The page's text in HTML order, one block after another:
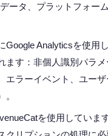
ータ、プラットフォー
Analyticsを使用
す：非個人識別パラ
ラーイベント、ユー
を使用していま